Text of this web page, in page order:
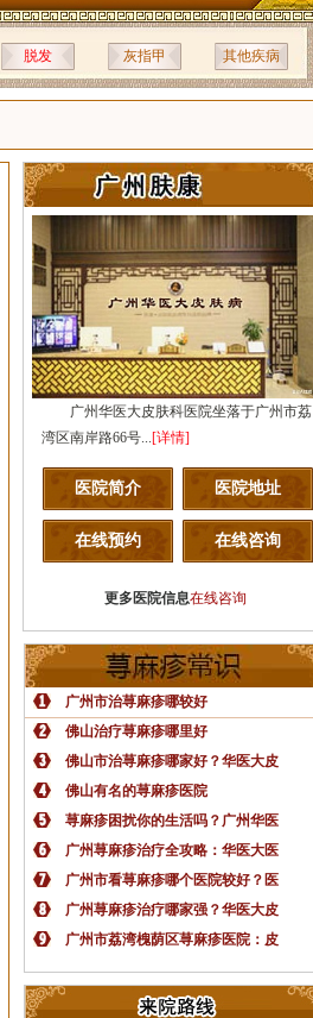
脱发 灰指甲 其他疾病
广州华医大皮肤科医院坐落于广州市荔
湾区南岸路66号...[详情]
医院简介 医院地址
在线预约 在线咨询
更多医院信息在线咨询
广州市治荨麻疹哪较好
佛山治疗荨麻疹哪里好
佛山市治荨麻疹哪家好？华医大皮
佛山有名的荨麻疹医院
荨麻疹困扰你的生活吗？广州华医
广州荨麻疹治疗全攻略：华医大医
广州市看荨麻疹哪个医院较好？医
广州荨麻疹治疗哪家强？华医大皮
广州市荔湾槐荫区荨麻疹医院：皮